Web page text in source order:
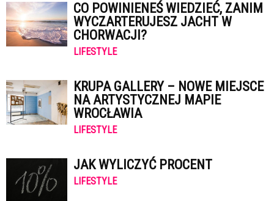
CO POWINIENEŚ WIEDZIEĆ, ZANIM
WYCZARTERUJESZ JACHT W
CHORWACJI?
LIFESTYLE
KRUPA GALLERY – NOWE MIEJSCE
NA ARTYSTYCZNEJ MAPIE
WROCŁAWIA
LIFESTYLE
JAK WYLICZYĆ PROCENT
LIFESTYLE